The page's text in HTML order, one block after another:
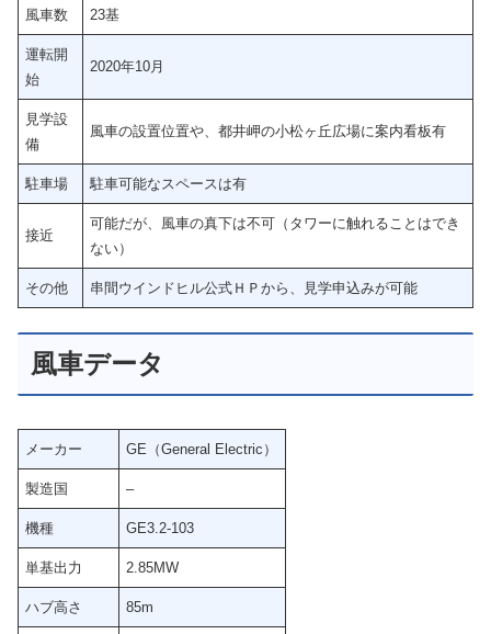
風車数 23基
運転開
始
2020年10月
見学設
備
風車の設置位置や、都井岬の小松ヶ丘広場に案内看板有
駐車場 駐車可能なスペースは有
接近
可能だが、風車の真下は不可（タワーに触れることはでき
ない）
その他 串間ウインドヒル公式ＨＰから、見学申込みが可能
風車データ
メーカー GE（General Electric）
製造国 –
機種 GE3.2-103
単基出力 2.85MW
ハブ高さ 85m